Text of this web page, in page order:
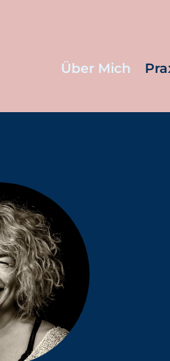
Über Mich